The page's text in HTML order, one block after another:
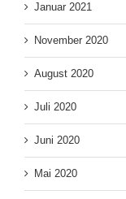
Januar 2021
November 2020
August 2020
Juli 2020
Juni 2020
Mai 2020